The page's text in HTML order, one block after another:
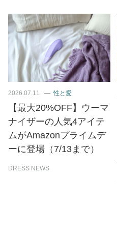
2026.07.11 性と愛
【最大20%OFF】ウーマ
ナイザーの人気4アイテ
ムがAmazonプライムデ
ーに登場（7/13まで）
DRESS NEWS